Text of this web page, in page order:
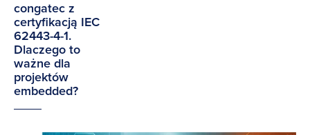
congatec z
certyfikacją IEC
62443-4-1.
Dlaczego to
ważne dla
projektów
embedded?